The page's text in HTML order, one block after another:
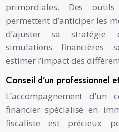
primordiales. Des outils
permettent d’anticiper les
d’ajuster sa stratégie
simulations financières
estimer l’impact des
Conseil d’un professionnel
L’accompagnement d’un
financier spécialisé en
fiscaliste est précieux